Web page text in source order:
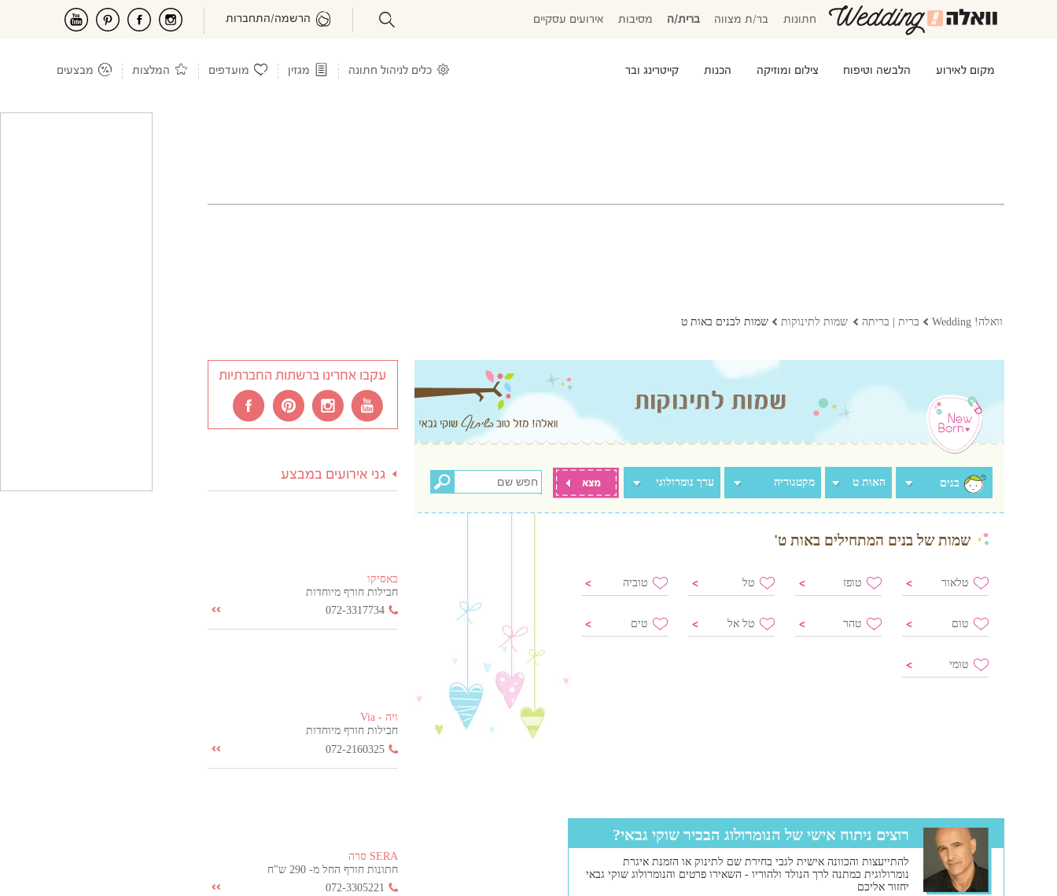
חתונות בר/ת מצווה ברית/ה מסיבות אירועים עסקיים הרשמה/התחברות
מקום לאירוע הלבשה וטיפוח צילום ומוזיקה הכנות קייטרינג ובר כלים לניהול חתונה מגזין מועדפים המלצות מבצעים
וואלה! Wedding ברית | בריתה שמות לתינוקות שמות לבנים באות ט
בנים האות ט מקטגוריה ערך נומרולוגי
שמות של בנים המתחילים באות ט'
טלאור טופז טל טוביה
טום טהר טל אל טים
טומי
רוצים ניתוח אישי של הנומרולוג הבכיר שוקי גבאי?
להתייעצות והכוונה אישית לגבי בחירת שם לתינוק או הזמנת איגרת
נומרולוגית כמתנה לרך הנולד ולהוריו - השאירו פרטים והנומרולוג שוקי גבאי
יחזור אליכם
עקבו אחרינו ברשתות החברתיות
גני אירועים במבצע
באסיקו
חבילות חורף מיוחדות
072-3317734
ויה - Via
חבילות חורף מיוחדות
072-2160325
SERA סרה
חתונות חורף החל מ- 290 ש"ח
072-3305221